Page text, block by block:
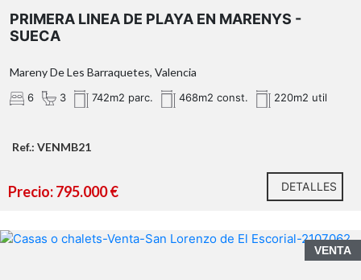
PRIMERA LINEA DE PLAYA EN MARENYS -
SUECA
Mareny De Les Barraquetes, Valencia
6 3 742m2 parc. 468m2 const. 220m2 util
Ref.: VENMB21
Precio: 795.000 € DETALLES
VENTA
Vistas espectaculares abiertas al paisaje · 1.727 m² de